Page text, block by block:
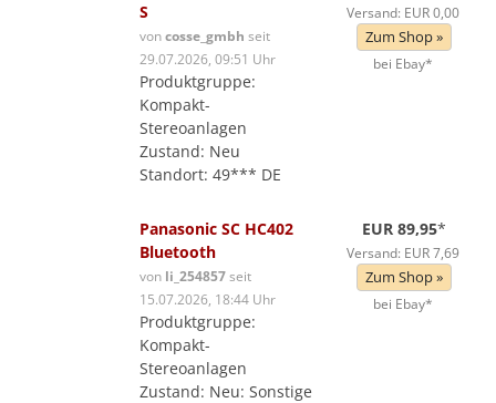
S
voncosse_gmbh seit
29.07.2026, 09:51 Uhr
Produktgruppe:
Kompakt-
Stereoanlagen
Zustand: Neu
Standort: 49*** DE
Versand: EUR 0,00
Zum Shop »
bei Ebay*
Panasonic SC HC402
Bluetooth
von li_254857seit
15.07.2026, 18:44 Uhr
Produktgruppe:
Kompakt-
Stereoanlagen
Zustand: Neu: Sonstige
EUR 89,95*
Versand: EUR 7,69
Zum Shop »
bei Ebay*